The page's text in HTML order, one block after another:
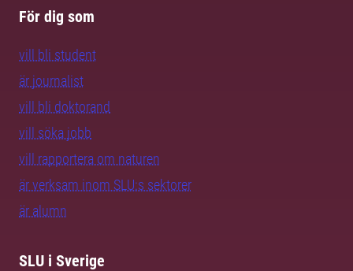
För dig som
vill bli student
är journalist
vill bli doktorand
vill söka jobb
vill rapportera om naturen
är verksam inom SLU:s sektorer
är alumn
SLU i Sverige